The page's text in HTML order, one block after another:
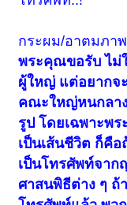
กระผม/อาตมภา
พระคุณขอรับ ไม่
ผู้ใหญ่ แต่อยากจะ
คณะใหญ่หนกลา
รูป โดยเฉพาะพ
เป็นเส้นชีวิต ก็คื
เป็นโทรศัพท์จา
ศาสนพิธีต่าง ๆ